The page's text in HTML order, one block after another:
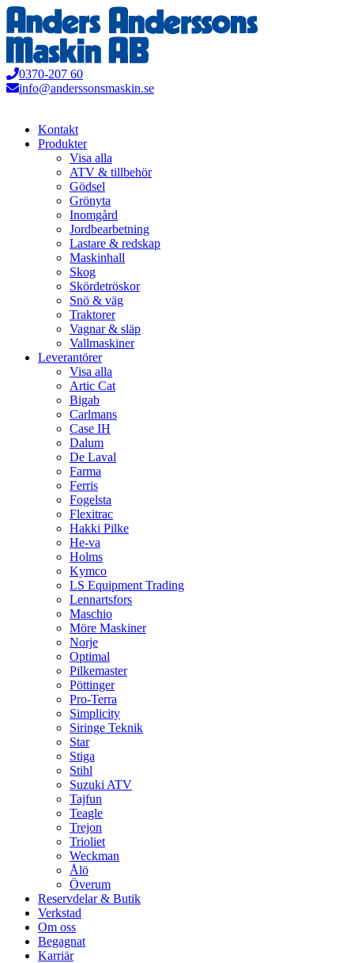
Hoppa
till
innehåll
0370-207 60
info@anderssonsmaskin.se
Kontakt
Produkter
Visa alla
ATV & tillbehör
Gödsel
Grönyta
Inomgård
Jordbearbetning
Lastare & redskap
Maskinhall
Skog
Skördetröskor
Snö & väg
Traktorer
Vagnar & släp
Vallmaskiner
Leverantörer
Visa alla
Artic Cat
Bigab
Carlmans
Case IH
Dalum
De Laval
Farma
Ferris
Fogelsta
Flexitrac
Hakki Pilke
He-va
Holms
Kymco
LS Equipment Trading
Lennartsfors
Maschio
Möre Maskiner
Norje
Optimal
Pilkemaster
Pöttinger
Pro-Terra
Simplicity
Siringe Teknik
Star
Stiga
Stihl
Suzuki ATV
Tajfun
Teagle
Trejon
Trioliet
Weckman
Ålö
Överum
Reservdelar & Butik
Verkstad
Om oss
Begagnat
Karriär